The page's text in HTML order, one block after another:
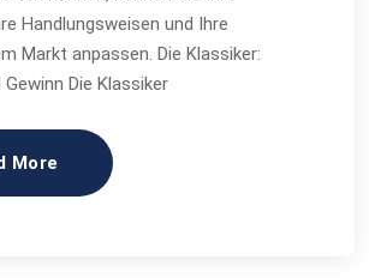
Handlungsweisen und Ihre
Markt anpassen. Die Klassiker:
Die Klassiker
More